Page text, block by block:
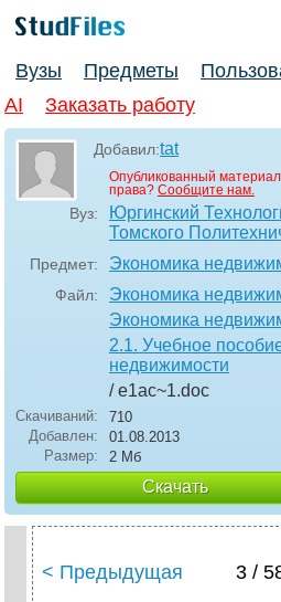
Вузы Предметы
AI
Заказать работу
Добавил:tat
Опубликованный
права? Сообщите нам.
Вуз:
Юргинский
Томского
Предмет: Экономика
Файл: Экономика
Экономика
2.1. Учебное
недвижимости
/ e1ac~1.doc
Скачиваний:
710
Добавлен:
01.08.2013
Размер:
2 Мб
Скачать
< Предыдущая 3 /